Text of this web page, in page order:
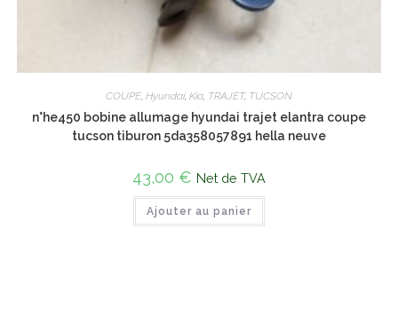
COUPE, Hyundai, Kia, TRAJET, TUCSON
n°he450 bobine allumage hyundai trajet elantra coupe
tucson tiburon 5da358057891 hella neuve
43,00 € Net de TVA
Ajouter au panier